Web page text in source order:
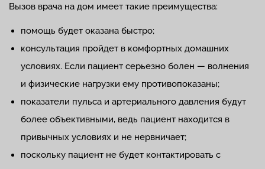
Вызов врача на дом имеет такие преимущества:
помощь будет оказана быстро;
консультация пройдет в комфортных домашних
условиях. Если пациент серьезно болен — волнения
и физические нагрузки ему противопоказаны;
показатели пульса и артериального давления будут
более объективными, ведь пациент находится в
привычных условиях и не нервничает;
поскольку пациент не будет контактировать с